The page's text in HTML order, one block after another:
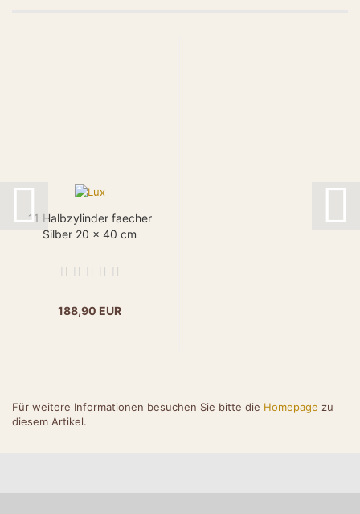
11 Halbzylinder faecher
Silber 20 x 40 cm
188,90 EUR
Für weitere Informationen besuchen Sie bitte die Homepage zu
diesem Artikel.